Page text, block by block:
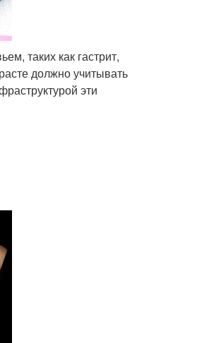
таких как гастрит,
должно учитывать
эти